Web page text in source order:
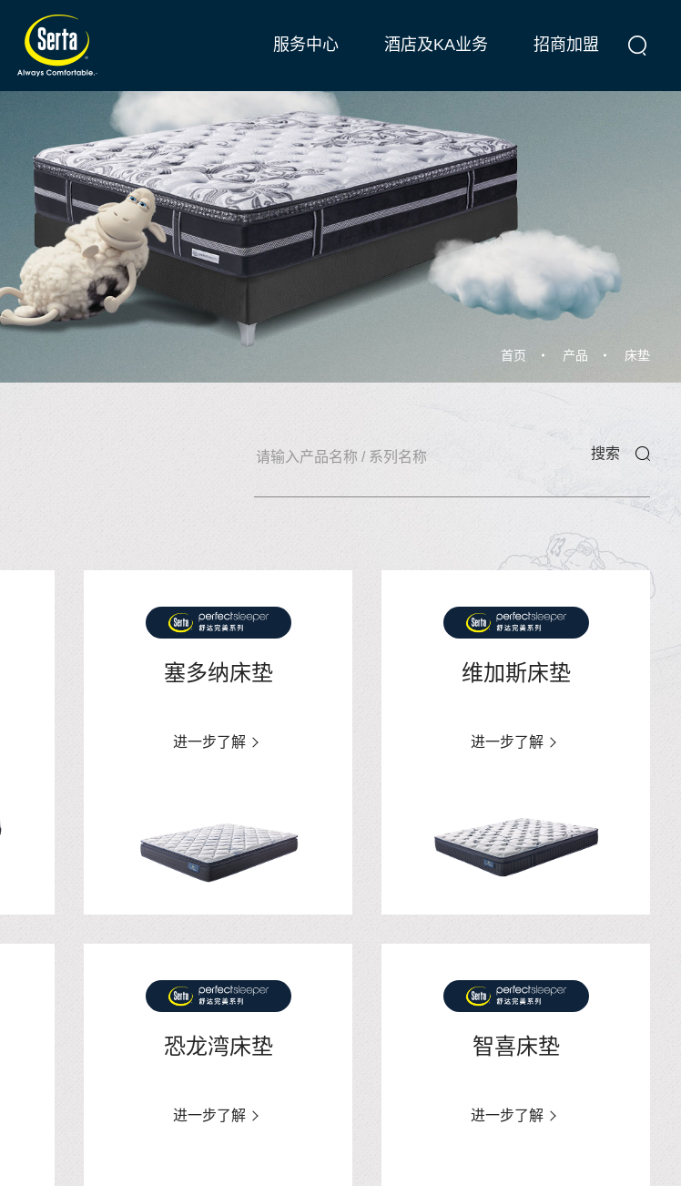
服务中心 酒店及KA业务 招商加盟
首页 产品 床垫
搜索
塞多纳床垫
进一步了解
维加斯床垫
进一步了解
恐龙湾床垫
进一步了解
智喜床垫
进一步了解